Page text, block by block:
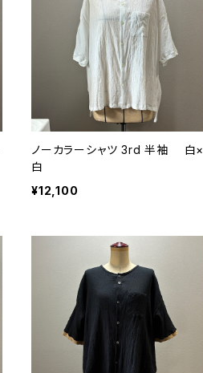
ノーカラーシャツ 3rd 半袖 白×
白
¥12,100